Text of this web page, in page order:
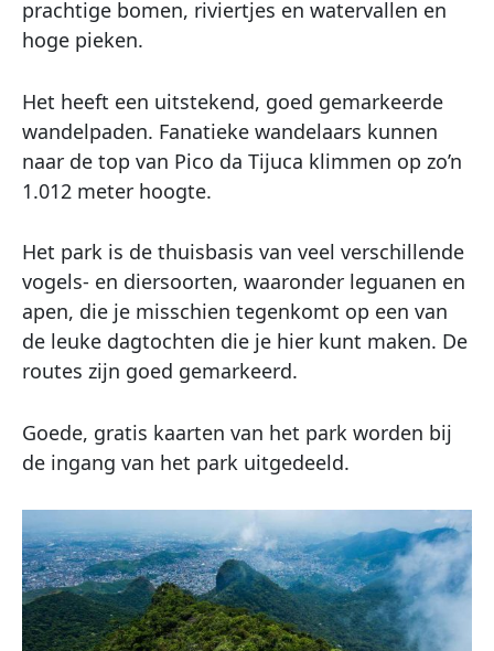
prachtige bomen, riviertjes en watervallen en
hoge pieken.
Het heeft een uitstekend, goed gemarkeerde
wandelpaden. Fanatieke wandelaars kunnen
naar de top van Pico da Tijuca klimmen op zo’n
1.012 meter hoogte.
Het park is de thuisbasis van veel verschillende
vogels- en diersoorten, waaronder leguanen en
apen, die je misschien tegenkomt op een van
de leuke dagtochten die je hier kunt maken. De
routes zijn goed gemarkeerd.
Goede, gratis kaarten van het park worden bij
de ingang van het park uitgedeeld.